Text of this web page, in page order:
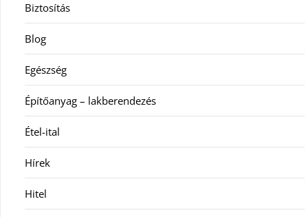
Biztosítás
Blog
Egészség
Építőanyag – lakberendezés
Étel-ital
Hírek
Hitel